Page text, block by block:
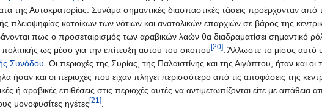
της Αυτοκρατορίας. Συνάμα σημαντικές διασπαστικές τάσεις προέρχονταν
πλειοψηφίας κατοίκων των νότιων και ανατολικών επαρχιών σε βάρος της
πως ο προσεταιρισμός των αραβικών λαών θα διαδραματίσει σημαντικό
ως μέσο για την επίτευξη αυτού του σκοπού[20] . Άλλωστε το μίσος αυτό
Συνόδου . Οι περιοχές της Συρίας, της Παλαιστίνης και της Αιγύπτου, ήταν και
ήσαν και οι περιοχές που είχαν πληγεί περισσότερο από τις αποφάσεις της
ή αραβικές επιθέσεις στις περιοχές αυτές να αντιμετωπίζονται είτε με
μονοφυσίτες ηγέτες[21]